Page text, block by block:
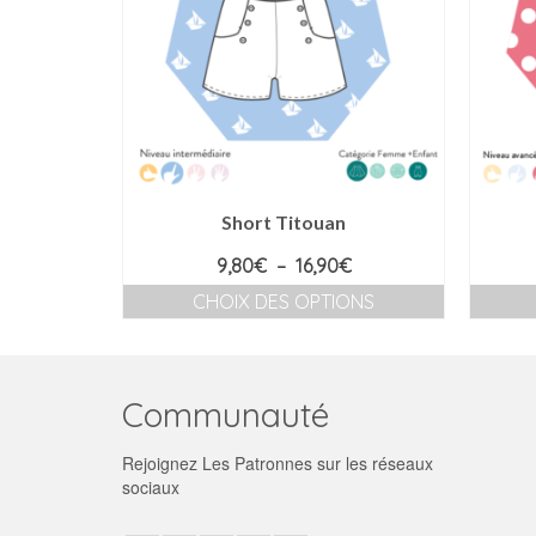
Short Titouan
9,80€ – 16,90€Plage
de
prix :
CHOIX DES OPTIONS
plusieurs
variations.
options
Communauté
Rejoignez Les Patronnes sur les réseaux
sociaux